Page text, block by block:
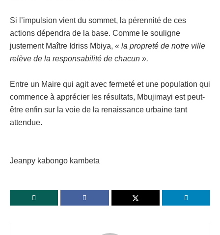
Si l’impulsion vient du sommet, la pérennité de ces
actions dépendra de la base. Comme le souligne
justement Maître Idriss Mbiya, « la propreté de notre ville
relève de la responsabilité de chacun ».
Entre un Maire qui agit avec fermeté et une population qui
commence à apprécier les résultats, Mbujimayi est peut-
être enfin sur la voie de la renaissance urbaine tant
attendue.
Jeanpy kabongo kambeta